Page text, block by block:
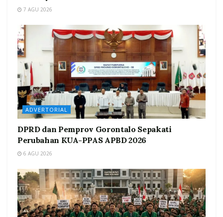
7 AGU 2026
ADVERTORIAL
DPRD dan Pemprov Gorontalo Sepakati
Perubahan KUA-PPAS APBD 2026
6 AGU 2026